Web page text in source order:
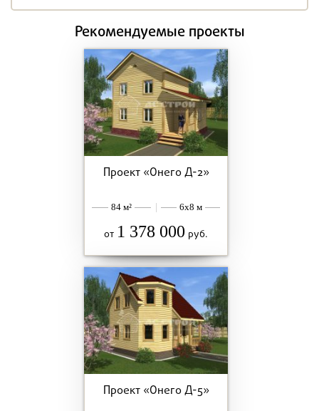
Рекомендуемые проекты
Проект «Онего Д-2»
84 м² 6x8 м
от 1 378 000 руб.
Проект «Онего Д-5»